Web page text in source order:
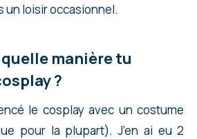
un loisir occasionnel.
quelle manière tu
?
le cosplay avec un costume
pour la plupart). J’en ai eu 2